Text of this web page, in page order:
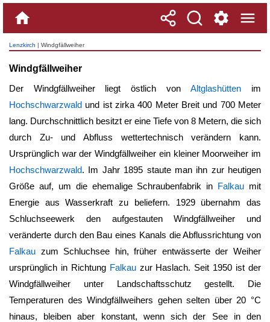
Lenzkirch | Windgfällweiher
Windgfällweiher
Der Windgfällweiherliegt östlich vonAltglashütten im
Hochschwarzwald und ist zirka 400 Meter Breit und 700 Meter
lang. Durchschnittlich besitzt er eine Tiefe von 8 Metern, die sich
durch Zu- und Abfluss wettertechnisch verändern kann.
Ursprünglich war derWindgfällweiher ein kleiner Moorweiher im
Hochschwarzwald. Im Jahr 1895 staute man ihn zur heutigen
Größe auf, um die ehemalige Schraubenfabrik in Falkau mit
Energie aus Wasserkraft zu beliefern. 1929 übernahm das
Schluchseewerk den aufgestautenWindgfällweiher und
veränderte durch den Bau eines Kanals die Abflussrichtung von
Falkau zum Schluchsee hin, früher entwässerte der Weiher
ursprünglich in Richtung Falkauzur Haslach. Seit 1950 ist der
Windgfällweiher unter Landschaftsschutz gestellt. Die
Temperaturen des Windgfällweihers gehen selten über 20 °C
hinaus, bleiben aber konstant, wenn sich der See in den